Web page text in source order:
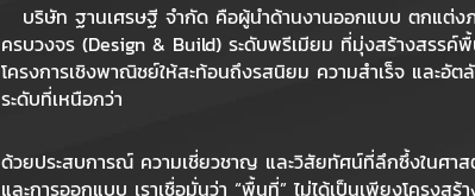
บริษัท ฐานเศรษฐี จำกัด คือผู้นำด้านงานออกแบบ ตกแต่งภ
ครบวงจร (Design & Build) ระดับพรีเมียม ที่มุ่งสร้างสรรค์
โครงการเชิงพาณิชย์ให้สะท้อนถึงรสนิยม ความสำเร็จ และอั
ระดับที่เหนือกว่า
ด้วยประสบการณ์ ความเชี่ยวชาญ และวิสัยทัศน์ที่ลึกซึ้งในศา
และการออกแบบ เราเชื่อมั่นว่า “พื้นที่” ไม่ได้เป็นเพียงโครงส